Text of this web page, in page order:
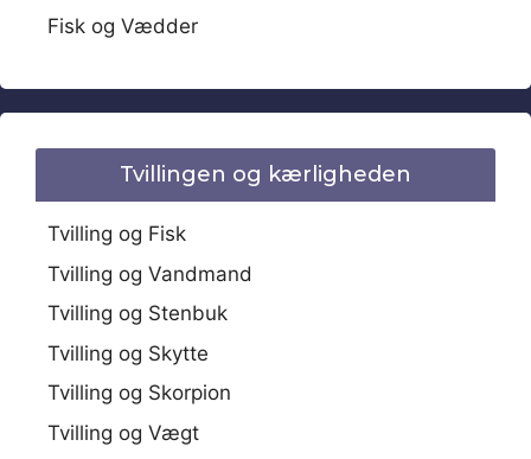
Fisk og Vædder
Tvillingen og kærligheden
Tvilling og Fisk
Tvilling og Vandmand
Tvilling og Stenbuk
Tvilling og Skytte
Tvilling og Skorpion
Tvilling og Vægt